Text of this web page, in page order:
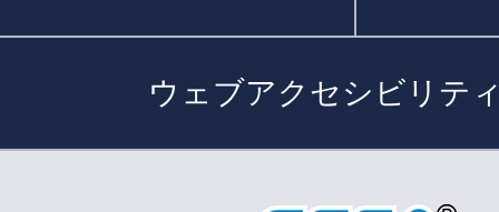
ウェブアクセシビリテ